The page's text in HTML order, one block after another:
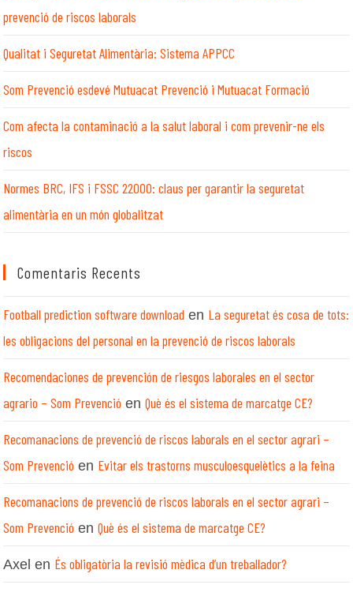
prevenció de riscos laborals
Qualitat i Seguretat Alimentària: Sistema APPCC
Som Prevenció esdevé Mutuacat Prevenció i Mutuacat Formació
Com afecta la contaminació a la salut laboral i com prevenir-ne els
riscos
Normes BRC, IFS i FSSC 22000: claus per garantir la seguretat
alimentària en un món globalitzat
Comentaris Recents
Football prediction software download en La seguretat és cosa de tots:
les obligacions del personal en la prevenció de riscos laborals
Recomendaciones de prevención de riesgos laborales en el sector
agrario – Som Prevenció enQuè és el sistema de marcatge CE?
Recomanacions de prevenció de riscos laborals en el sector agrari –
Som Prevenció en Evitar els trastorns musculoesquelètics a la feina
Recomanacions de prevenció de riscos laborals en el sector agrari –
Som Prevenció enQuè és el sistema de marcatge CE?
Axel en És obligatòria la revisió mèdica d’un treballador?